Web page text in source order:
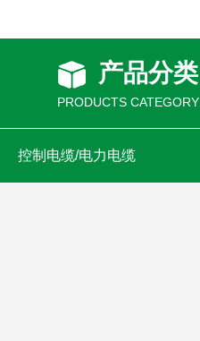
产品分类
PRODUCTS CATEGORY
控制电缆/电力电缆